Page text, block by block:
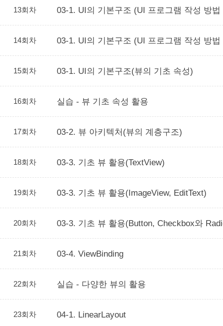
13회차 03-1. UI의 기본구조 (UI 프로그램 작성 방
14회차 03-1. UI의 기본구조 (UI 프로그램 작성 방
15회차 03-1. UI의 기본구조(뷰의 기초 속성)
16회차 실습 - 뷰 기초 속성 활용
17회차 03-2. 뷰 아키텍처(뷰의 계층구조)
18회차 03-3. 기초 뷰 활용(TextView)
19회차 03-3. 기초 뷰 활용(ImageView, EditText)
20회차 03-3. 기초 뷰 활용(Button, Checkbox와
21회차 03-4. ViewBinding
22회차 실습 - 다양한 뷰의 활용
23회차 04-1. LinearLayout